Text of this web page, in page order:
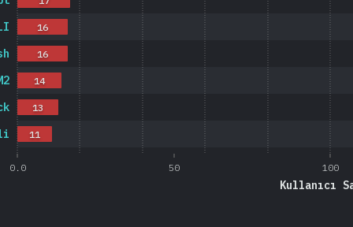
0.0 50 100
Kullanıcı
11
13
14
16
16